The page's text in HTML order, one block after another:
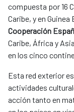
compuesta por 16
Caribe, y en
Cooperación
Caribe, África y
en los cinco
Esta red exterior
actividades
acción tanto en